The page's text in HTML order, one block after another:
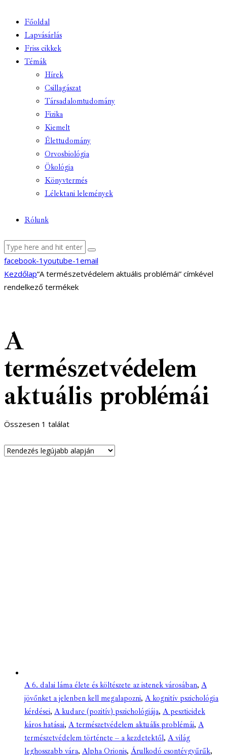
Főoldal
Lapvásárlás
Friss cikkek
Témák
Hírek
Csillagászat
Társadalomtudomány
Fizika
Kiemelt
Élettudomány
Orvosbiológia
Ökológia
Könyvtermés
Lélektani lelemények
Rólunk
facebook-1 youtube-1 email
Kezdőlap“A természetvédelem aktuális problémái” címkével
rendelkező termékek
A
természetvédelem
aktuális problémái
Összesen 1 találat
A 6. dalai láma élete és költészete az istenek városában, A
jövőnket a jelenben kell megalapozni, A kognitív pszichológia
kérdései, A kudarc (pozitív) pszichológiája, A peszticidek
káros hatásai, A természetvédelem aktuális problémái, A
természetvédelem története – a kezdetektől, A világ
leghosszabb vára, Alpha Orionis, Árulkodó csontévgyűrűk,